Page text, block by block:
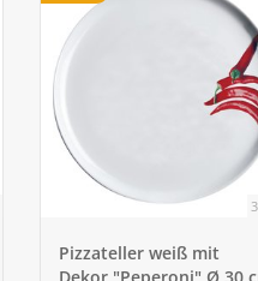
Pizzateller weiß mit
Dekor "Peperoni" Ø 30